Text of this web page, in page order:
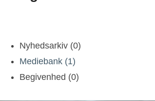
Nyhedsarkiv (0)
Mediebank (1)
Begivenhed (0)